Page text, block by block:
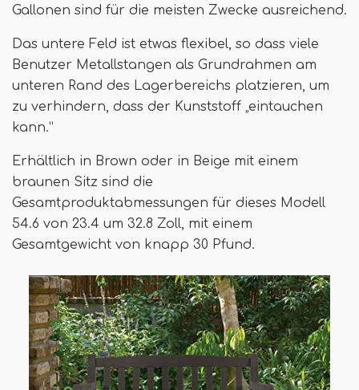
Gallonen sind für die meisten Zwecke ausreichend.
Das untere Feld ist etwas flexibel, so dass viele
Benutzer Metallstangen als Grundrahmen am
unteren Rand des Lagerbereichs platzieren, um
zu verhindern, dass der Kunststoff „eintauchen
kann.”
Erhältlich in Brown oder in Beige mit einem
braunen Sitz sind die
Gesamtproduktabmessungen für dieses Modell
54.6 von 23.4 um 32.8 Zoll, mit einem
Gesamtgewicht von knapp 30 Pfund.